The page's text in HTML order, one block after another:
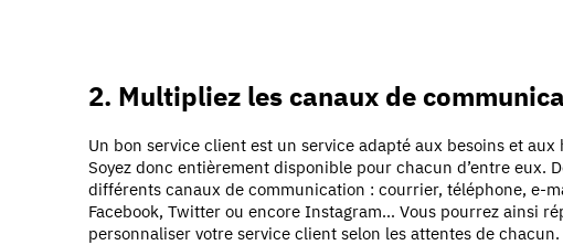
2. Multipliez les canaux de
Un bon service client est un service adapté aux besoins et
Soyez donc entièrement disponible pour chacun d’entre eux.
différents canaux de communication : courrier, téléphone, e-
Facebook, Twitter ou encore Instagram… Vous pourrez ainsi
personnaliser votre service client selon les attentes de chacun.